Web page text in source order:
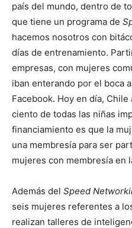
país del mundo, dentro de
que tiene un programa de
hacemos nosotros con
días de entrenamiento.
empresas, con mujeres
iban enterando por el boca
Facebook. Hoy en día,
ciento de todas las niñas
financiamiento es que la
una membresía para ser
mujeres con membresía en
Además del Speed
seis mujeres referentes a
realizan talleres de